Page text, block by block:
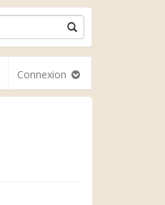
Connexion